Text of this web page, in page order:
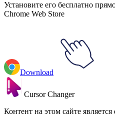
Установите его бесплатно
Chrome Web Store
Download
Cursor Changer
Контент на этом сайте